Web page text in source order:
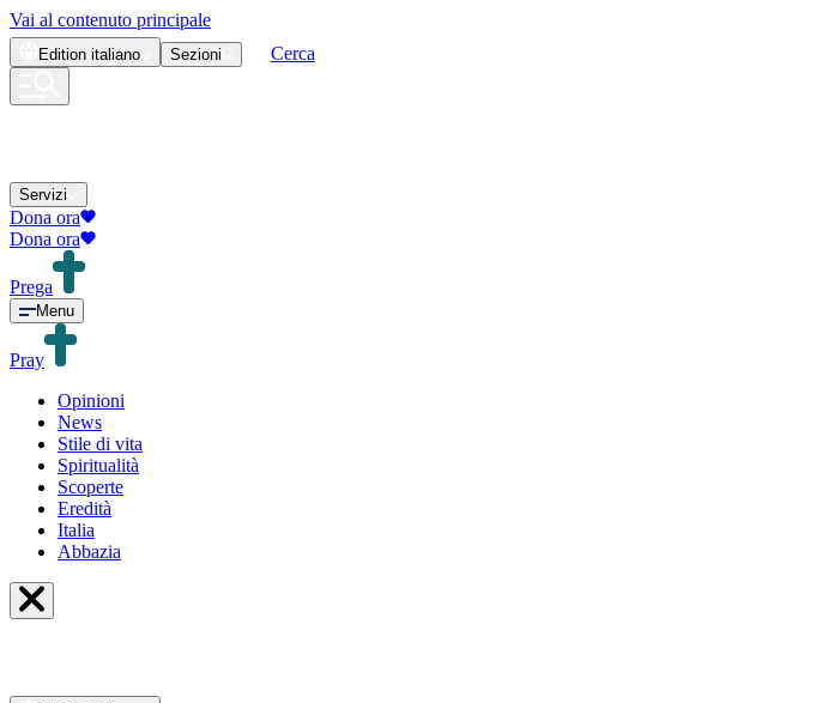
Vai al contenuto principale
Edition italiano Sezioni Cerca
Servizi
Dona ora
Dona ora
Prega
Menu
Pray
Opinioni
News
Stile di vita
Spiritualità
Scoperte
Eredità
Italia
Abbazia